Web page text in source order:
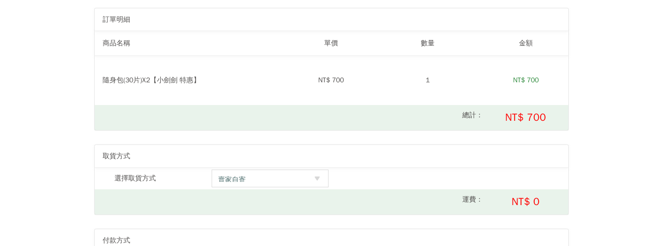
訂單明細
商品名稱 單價 數量 金額
隨身包(30片)X2【小劍劍 特惠】 NT$ 700 1 NT$700
總計： NT$ 700
取貨方式
選擇取貨方式
運費： NT$ 0
付款方式